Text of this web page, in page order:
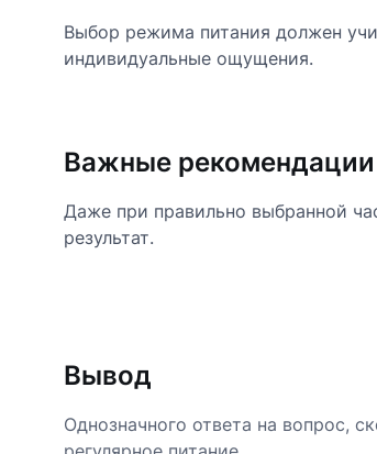
Выбор режима питания должен
индивидуальные ощущения.
Важные рекомендации
Даже при правильно выбранной
результат.
Вывод
Однозначного ответа на вопрос,